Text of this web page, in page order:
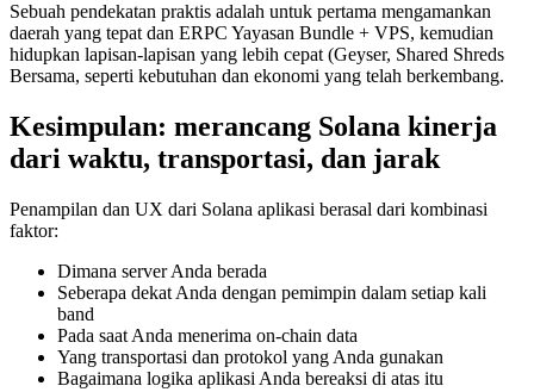
Sebuah pendekatan praktis adalah untuk pertama mengamankan
daerah yang tepat dan ERPC Yayasan Bundle + VPS, kemudian
hidupkan lapisan-lapisan yang lebih cepat (Geyser, Shared Shreds
Bersama, seperti kebutuhan dan ekonomi yang telah berkembang.
Kesimpulan: merancang Solana kinerja
dari waktu, transportasi, dan jarak
Penampilan dan UX dari Solana aplikasi berasal dari kombinasi
faktor:
Dimana server Anda berada
Seberapa dekat Anda dengan pemimpin dalam setiap kali
band
Pada saat Anda menerima on-chain data
Yang transportasi dan protokol yang Anda gunakan
Bagaimana logika aplikasi Anda bereaksi di atas itu